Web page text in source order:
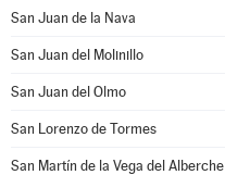
San Juan de la Nava
San Juan del Molinillo
San Juan del Olmo
San Lorenzo de Tormes
San Martín de la Vega del Alberche